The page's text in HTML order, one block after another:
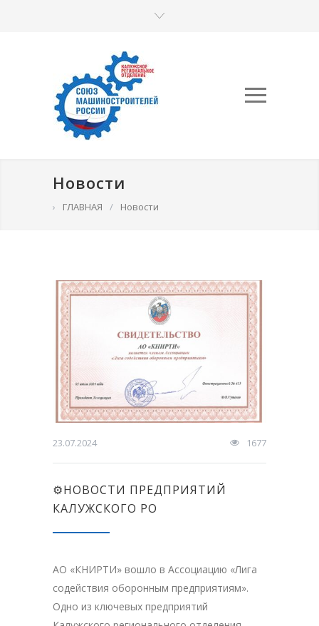
Новости
› ГЛАВНАЯ / Новости
23.07.2024 1677
⚙НОВОСТИ ПРЕДПРИЯТИЙ
КАЛУЖСКОГО РО
АО «КНИРТИ» вошло в Ассоциацию «Лига
содействия оборонным предприятиям».
Одно из ключевых предприятий